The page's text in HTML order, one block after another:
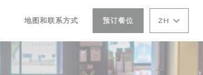
((在新窗口中打开))
地图和联系方式 预订餐位 ZH